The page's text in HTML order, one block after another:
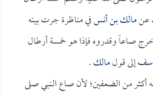
عنمالك بن أنسفي مناظرة جرت بينه
صاعاً وقدروه فإذا هو خمسة أرطال
إلى قولمالك.
أكثر من الضعفين؛ لأن صاع النبي صلى